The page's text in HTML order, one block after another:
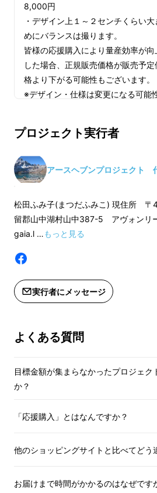
8,000円
・デザイン上１～２センチくらい大
めにバランスは撮ります。
皆様の応援購入により量産効率が向
した場合、正規販売価格が販売予定
格より下がる可能性もございます。
※デザイン・仕様は変更になる可能
製造工程上の都合等により出荷時期
プロジェクト実行者
アースヘブンプロジェクト
松田ふみ子(まつだふみこ) 現住所
留郡山中湖村山中387-5 アヴォンリ
gaia.l …もっと見る
実行者にメッセージ
よくある質問
目標金額が集まらなかったプロジェク
か？
「応援購入」とはなんですか？
他のショッピングサイトと比べてどう
お届けまで時間がかかるのはなぜです